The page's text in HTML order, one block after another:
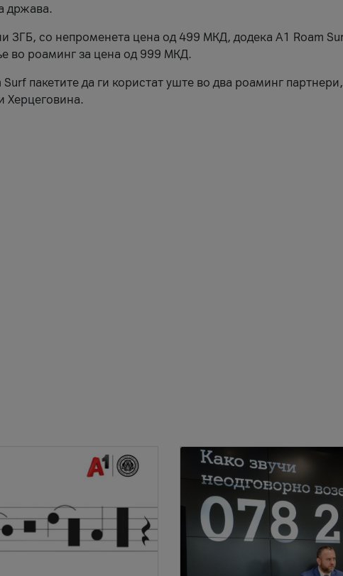
држава.
3ГБ, со непроменета цена од 499 МКД, додека А1 Roam
во роаминг за цена од 999 МКД.
пакетите да ги користат уште во два роаминг партнери,
Херцеговина.